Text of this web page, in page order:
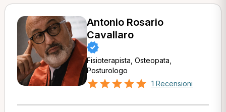
Antonio Rosario
Cavallaro
Fisioterapista, Osteopata,
Posturologo
1 Recensioni